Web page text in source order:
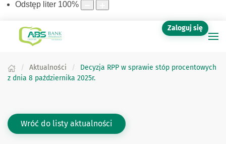
Odstęp liter 100%
Zaloguj się
Aktualności
Decyzja RPP w sprawie stóp procentowych
z dnia 8 października 2025r.
Wróć do listy aktualności